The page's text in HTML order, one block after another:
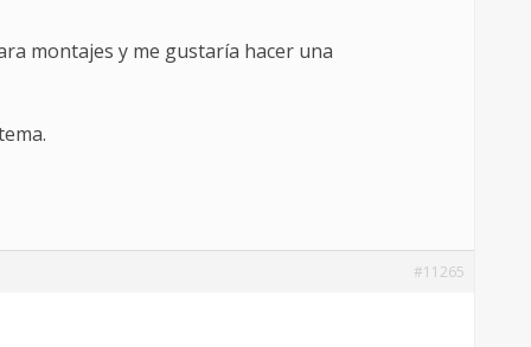
montajes y me gustaría hacer una
#11265